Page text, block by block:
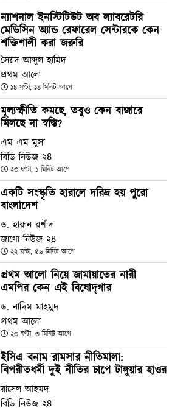
ন্যাশনাল ইনস্টিটিউট অব ল্যাবরেটরি
মেডিসিন অ্যান্ড রেফারেল সেন্টারকে কেন
শক্তিশালী করা জরুরি
সৈয়দ আব্দুল হামিদ
প্রথম আলো
১৪ ঘণ্টা, ১৪ মিনিট আগে
মূল্যস্ফীতি কমছে, তবুও কেন বাজারে
মিলছে না স্বস্তি?
এম এম মুসা
বিডি নিউজ ২৪
২৩ ঘণ্টা, ১ মিনিট আগে
একটি সংস্কৃতি হারালে দরিদ্র হয় পুরো
বাংলাদেশ
ড. হারুন রশীদ
জাগো নিউজ ২৪
২২ ঘণ্টা, ৫৯ মিনিট আগে
প্রথম আলো নিয়ে জামায়াতের নারী
এমপির কেন এই বিষোদ্‌গার
ড. নাদিম মাহমুদ
প্রথম আলো
২৩ ঘণ্টা, ৩ মিনিট আগে
ইসিএ বনাম রামসার নীতিমালা:
বিপরীতধর্মী দুই নীতির চাপে টাঙ্গুয়ার হাওর
রাসেল আহমদ
বিডি নিউজ ২৪